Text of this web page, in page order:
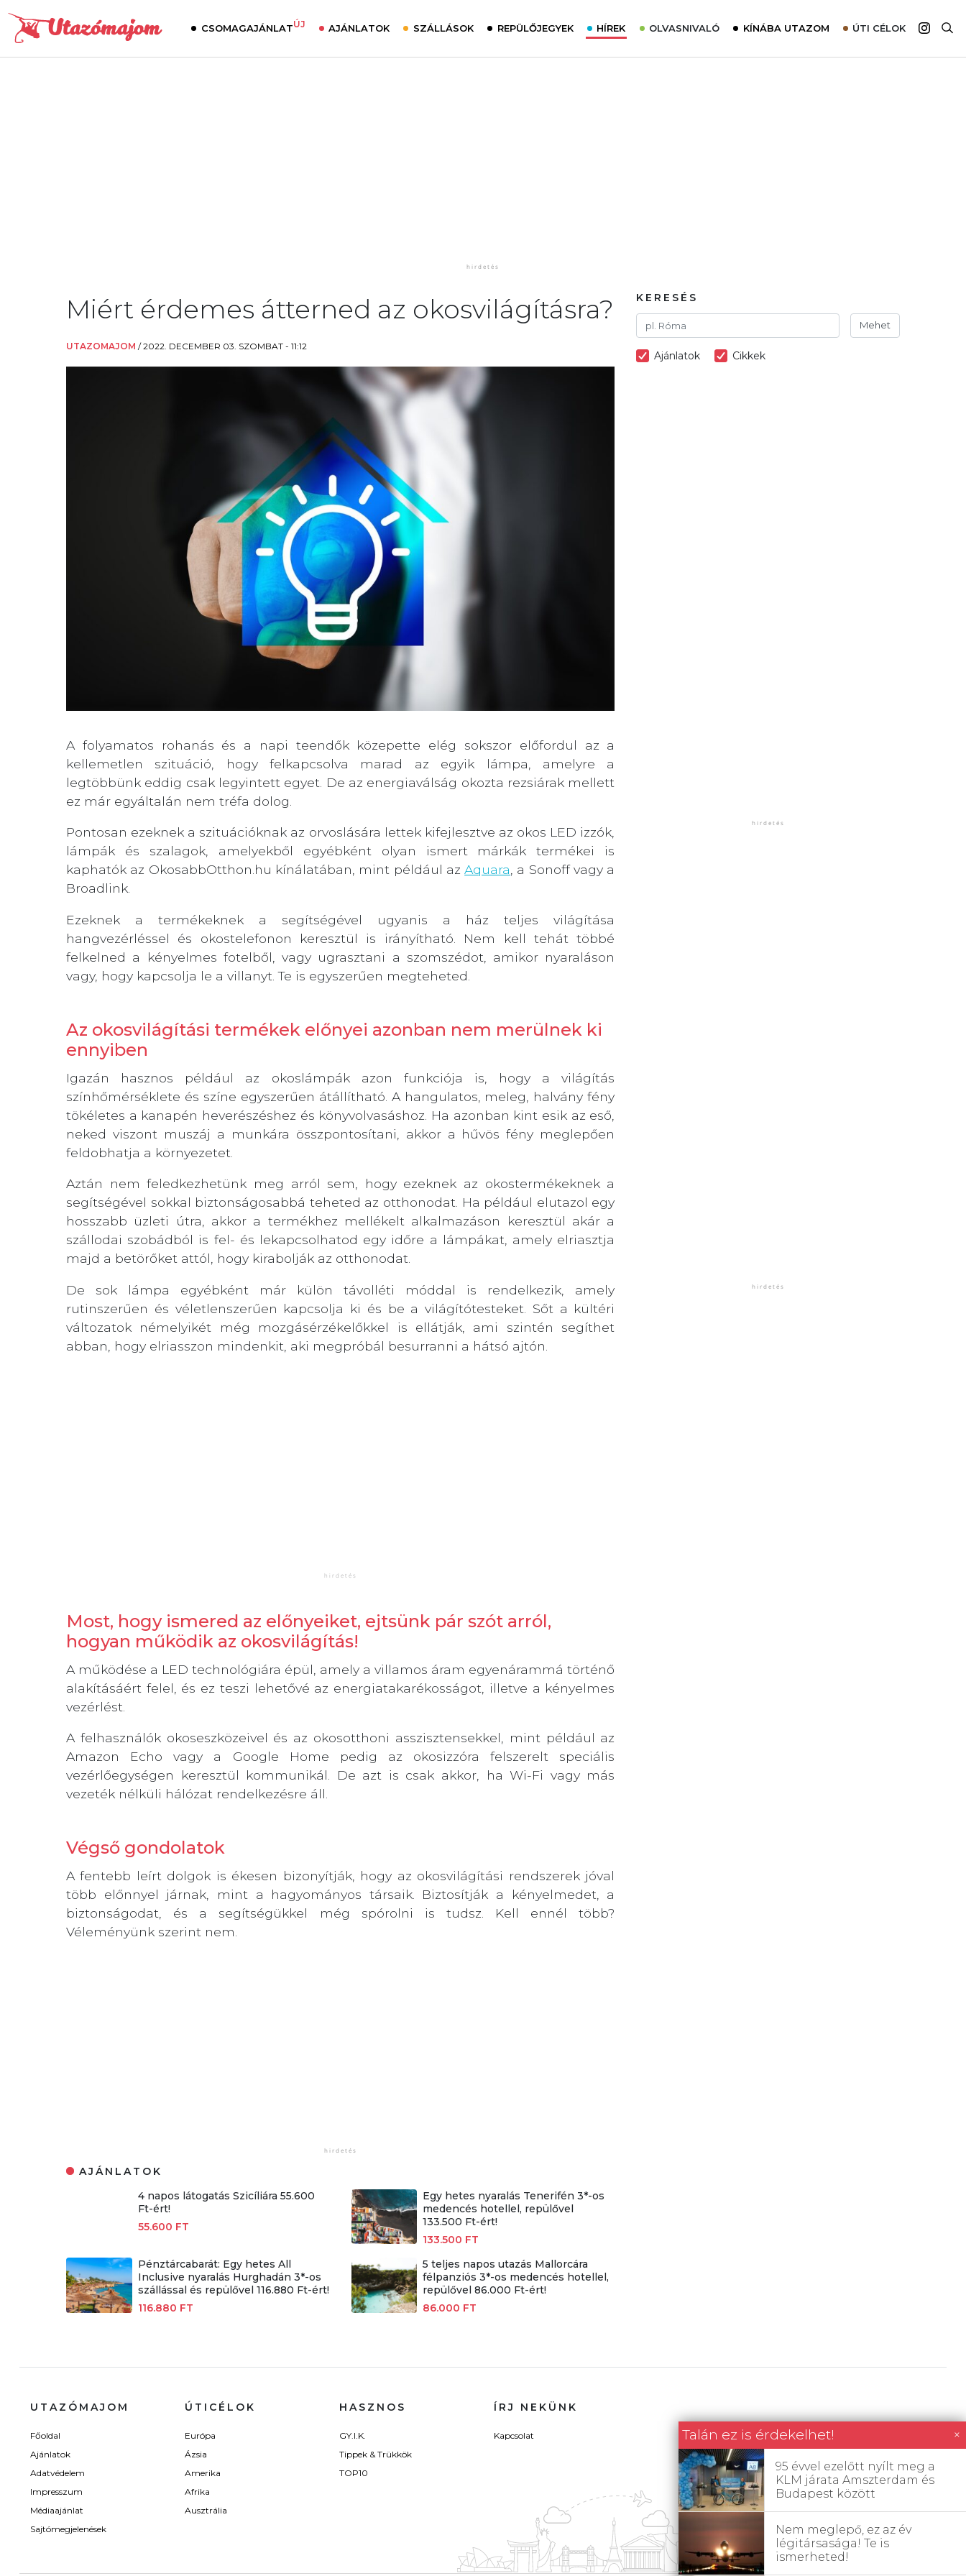
CSOMAGAJÁNLATÚJ AJÁNLATOK SZÁLLÁSOK REPÜLŐJEGYEK HÍREK OLVASNIVALÓ KÍNÁBA UTAZOM ÚTI CÉLOK
Miért érdemes átterned az okosvilágításra?
UTAZOMAJOM /2022. DECEMBER 03. SZOMBAT - 11:12
A folyamatos rohanás és a napi teendők közepette elég sokszor előfordul az a
kellemetlen szituáció, hogy felkapcsolva marad az egyik lámpa, amelyre a
legtöbbünk eddig csak legyintett egyet. De az energiaválság okozta rezsiárak mellett
ez már egyáltalán nem tréfa dolog.
Pontosan ezeknek a szituációknak az orvoslására lettek kifejlesztve az okos LED izzók,
lámpák és szalagok, amelyekből egyébként olyan ismert márkák termékei is
kaphatók az OkosabbOtthon.hu kínálatában, mint például azAquara , a Sonoff vagy a
Broadlink.
Ezeknek a termékeknek a segítségével ugyanis a ház teljes világítása
hangvezérléssel és okostelefonon keresztül is irányítható. Nem kell tehát többé
felkelned a kényelmes fotelből, vagy ugrasztani a szomszédot, amikor nyaraláson
vagy, hogy kapcsolja le a villanyt. Te is egyszerűen megteheted.
Az okosvilágítási termékek előnyei azonban nem merülnek ki
ennyiben
Igazán hasznos például az okoslámpák azon funkciója is, hogy a világítás
színhőmérséklete és színe egyszerűen átállítható. A hangulatos, meleg, halvány fény
tökéletes a kanapén heverészéshez és könyvolvasáshoz. Ha azonban kint esik az eső,
neked viszont muszáj a munkára összpontosítani, akkor a hűvös fény meglepően
feldobhatja a környezetet.
Aztán nem feledkezhetünk meg arról sem, hogy ezeknek az okostermékeknek a
segítségével sokkal biztonságosabbá teheted az otthonodat. Ha például elutazol egy
hosszabb üzleti útra, akkor a termékhez mellékelt alkalmazáson keresztül akár a
szállodai szobádból is fel- és lekapcsolhatod egy időre a lámpákat, amely elriasztja
majd a betörőket attól, hogy kirabolják az otthonodat.
De sok lámpa egyébként már külön távolléti móddal is rendelkezik, amely
rutinszerűen és véletlenszerűen kapcsolja ki és be a világítótesteket. Sőt a kültéri
változatok némelyikét még mozgásérzékelőkkel is ellátják, ami szintén segíthet
abban, hogy elriasszon mindenkit, aki megpróbál besurranni a hátsó ajtón.
Most, hogy ismered az előnyeiket, ejtsünk pár szót arról,
hogyan működik az okosvilágítás!
A működése a LED technológiára épül, amely a villamos áram egyenárammá történő
alakításáért felel, és ez teszi lehetővé az energiatakarékosságot, illetve a kényelmes
vezérlést.
A felhasználók okoseszközeivel és az okosotthoni asszisztensekkel, mint például az
Amazon Echo vagy a Google Home pedig az okosizzóra felszerelt speciális
vezérlőegységen keresztül kommunikál. De azt is csak akkor, ha Wi-Fi vagy más
vezeték nélküli hálózat rendelkezésre áll.
Végső gondolatok
A fentebb leírt dolgok is ékesen bizonyítják, hogy az okosvilágítási rendszerek jóval
több előnnyel járnak, mint a hagyományos társaik. Biztosítják a kényelmedet, a
biztonságodat, és a segítségükkel még spórolni is tudsz. Kell ennél több?
Véleményünk szerint nem.
Talán ez is érdekelhet! ×
95 évvel ezelőtt nyílt meg a
KLM járata Amszterdam és
Budapest között
Nem meglepő, ez az év
légitársasága! Te is
ismerheted!
AJÁNLATOK
4 napos látogatás Szicíliára 55.600
Ft-ért!
55.600 FT
Egy hetes nyaralás Tenerifén 3*-os
medencés hotellel, repülővel
133.500 Ft-ért!
133.500 FT
Pénztárcabarát: Egy hetes All
Inclusive nyaralás Hurghadán 3*-os
szállással és repülővel 116.880 Ft-ért!
116.880 FT
5 teljes napos utazás Mallorcára
félpanziós 3*-os medencés hotellel,
repülővel 86.000 Ft-ért!
86.000 FT
KERESÉS
Mehet
Ajánlatok Cikkek
UTAZÓMAJOM
Főoldal
Ajánlatok
Adatvédelem
Impresszum
Médiaajánlat
Sajtómegjelenések
ÚTICÉLOK
Európa
Ázsia
Amerika
Afrika
Ausztrália
HASZNOS
GY.I.K.
Tippek & Trükkök
TOP10
ÍRJ NEKÜNK
Kapcsolat